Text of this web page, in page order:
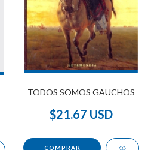
TODOS SOMOS GAUCHOS
$21.67 USD